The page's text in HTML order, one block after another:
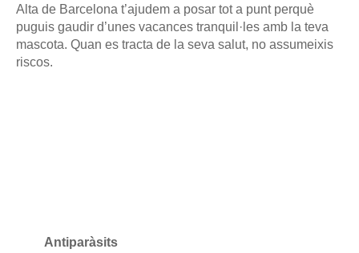
Alta de Barcelona t’ajudem a posar tot a punt perquè
puguis gaudir d’unes vacances tranquil·les amb la teva
mascota. Quan es tracta de la seva salut, no assumeixis
riscos.
Antiparàsits